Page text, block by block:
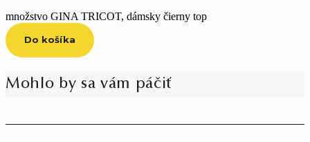
množstvo GINA TRICOT, dámsky čierny top
Do košíka
Mohlo by sa vám páčiť